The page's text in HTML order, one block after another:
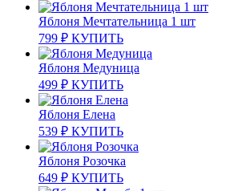
Яблоня Мечтательница 1 шт
799 ₽ КУПИТЬ
Яблоня Медуница
499 ₽ КУПИТЬ
Яблоня Елена
539 ₽ КУПИТЬ
Яблоня Розочка
649 ₽ КУПИТЬ